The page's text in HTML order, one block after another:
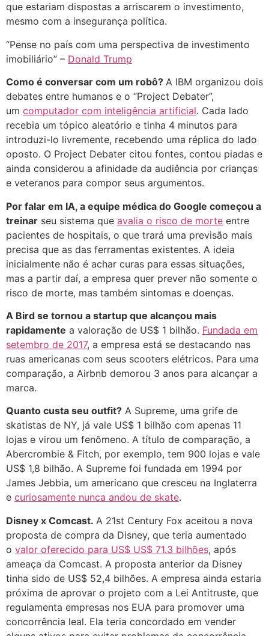
que estariam dispostas a arriscarem o investimento,
mesmo com a insegurança política.
“Pense no país com uma perspectiva de investimento
imobiliário” – Donald Trump
Como é conversar com um robô? A IBM organizou dois
debates entre humanos e o “Project Debater”,
um computador com inteligência artificial. Cada lado
recebia um tópico aleatório e tinha 4 minutos para
introduzi-lo livremente, recebendo uma réplica do lado
oposto. O Project Debater citou fontes, contou piadas e
ainda considerou a afinidade da audiência por crianças
e veteranos para compor seus argumentos.
Por falar em IA, a equipe médica do Google começou a
treinar seu sistema que avalia o risco de morte entre
pacientes de hospitais, o que trará uma previsão mais
precisa que as das ferramentas existentes. A ideia
inicialmente não é achar curas para essas situações,
mas a partir daí, a empresa quer prever não somente o
risco de morte, mas também sintomas e doenças.
A Bird se tornou a startup que alcançou mais
rapidamente a valoração de US$ 1 bilhão. Fundada em
setembro de 2017, a empresa está se destacando nas
ruas americanas com seus scooters elétricos. Para uma
comparação, a Airbnb demorou 3 anos para alcançar a
marca.
Quanto custa seu outfit? A Supreme, uma grife de
skatistas de NY, já vale US$ 1 bilhão com apenas 11
lojas e virou um fenômeno. A título de comparação, a
Abercrombie & Fitch, por exemplo, tem 900 lojas e vale
US$ 1,8 bilhão. A Supreme foi fundada em 1994 por
James Jebbia, um americano que cresceu na Inglaterra
e curiosamente nunca andou de skate.
Disney x Comcast. A 21st Century Fox aceitou a nova
proposta de compra da Disney, que teria aumentado
o valor oferecido para US$ US$ 71.3 bilhões, após
ameaça da Comcast. A proposta anterior da Disney
tinha sido de US$ 52,4 bilhões. A empresa ainda estaria
próxima de aprovar o projeto com a Lei Antitruste, que
regulamenta empresas nos EUA para promover uma
concorrência leal. Ela teria concordado em vender